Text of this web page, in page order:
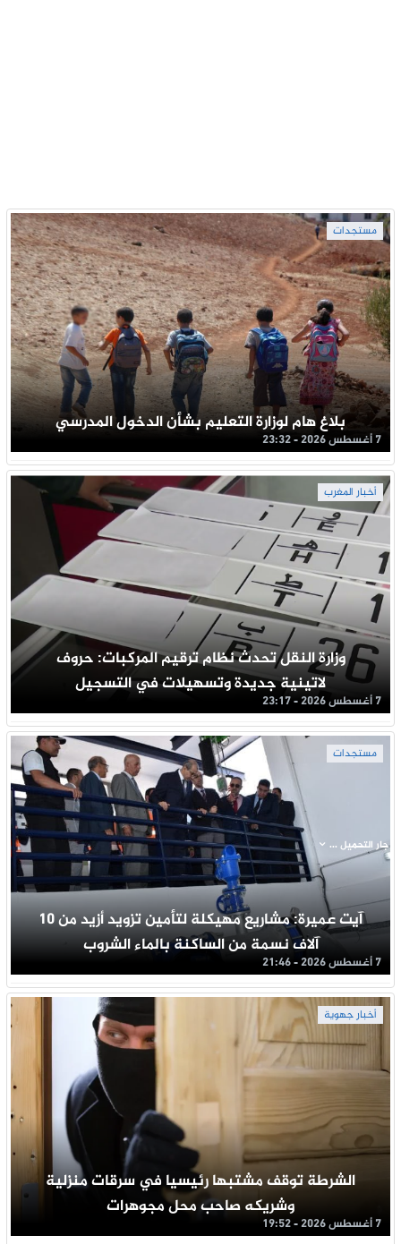
مستجدات
بلاغ هام لوزارة التعليم بشأن الدخول المدرسي
7 أغسطس 2026 - 23:32
أخبار المغرب
وزارة النقل تحدث نظام ترقيم المركبات: حروف
لاتينية جديدة وتسهيلات في التسجيل
7 أغسطس 2026 - 23:17
مستجدات
آيت عميرة: مشاريع مهيكلة لتأمين تزويد أزيد من 10
آلاف نسمة من الساكنة بالماء الشروب
7 أغسطس 2026 - 21:46
أخبار جهوية
الشرطة توقف مشتبها رئيسيا في سرقات منزلية
وشريكه صاحب محل مجوهرات
7 أغسطس 2026 - 19:52
جار التحميل ...